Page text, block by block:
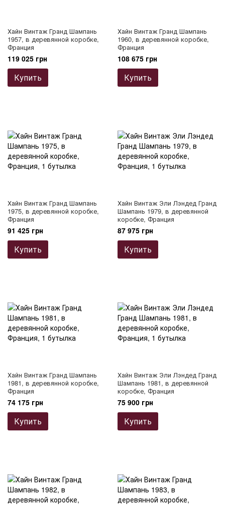
Хайн Винтаж Гранд Шампань
1957, в деревянной коробке,
Франция
119 025 грн
Купить
Хайн Винтаж Гранд Шампань
1960, в деревянной коробке,
Франция
108 675 грн
Купить
Хайн Винтаж Гранд Шампань
1975, в деревянной коробке,
Франция
91 425 грн
Купить
Хайн Винтаж Эли Лэндед Гранд
Шампань 1979, в деревянной
коробке, Франция
87 975 грн
Купить
Хайн Винтаж Гранд Шампань
1981, в деревянной коробке,
Франция
74 175 грн
Купить
Хайн Винтаж Эли Лэндед Гранд
Шампань 1981, в деревянной
коробке, Франция
75 900 грн
Купить